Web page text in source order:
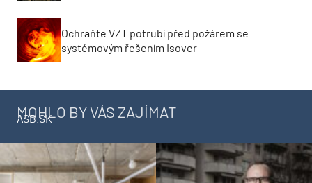
Ochraňte VZT potrubí před požárem se
systémovým řešením Isover
MOHLO BY VÁS ZAJÍMAT
ASB.SK